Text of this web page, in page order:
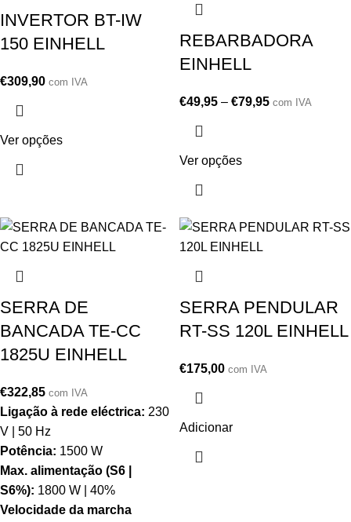
INVERTOR BT-IW
150 EINHELL
€309,90 com IVA
Ver opções
REBARBADORA
EINHELL
€49,95 – €79,95 com IVA
Ver opções
SERRA DE
BANCADA TE-CC
1825U EINHELL
€322,85 com IVA
Ligação à rede eléctrica: 230
V | 50 Hz
Potência: 1500 W
Max. alimentação (S6 |
S6%): 1800 W | 40%
Velocidade da marcha
SERRA PENDULAR
RT-SS 120L EINHELL
€175,00 com IVA
Adicionar